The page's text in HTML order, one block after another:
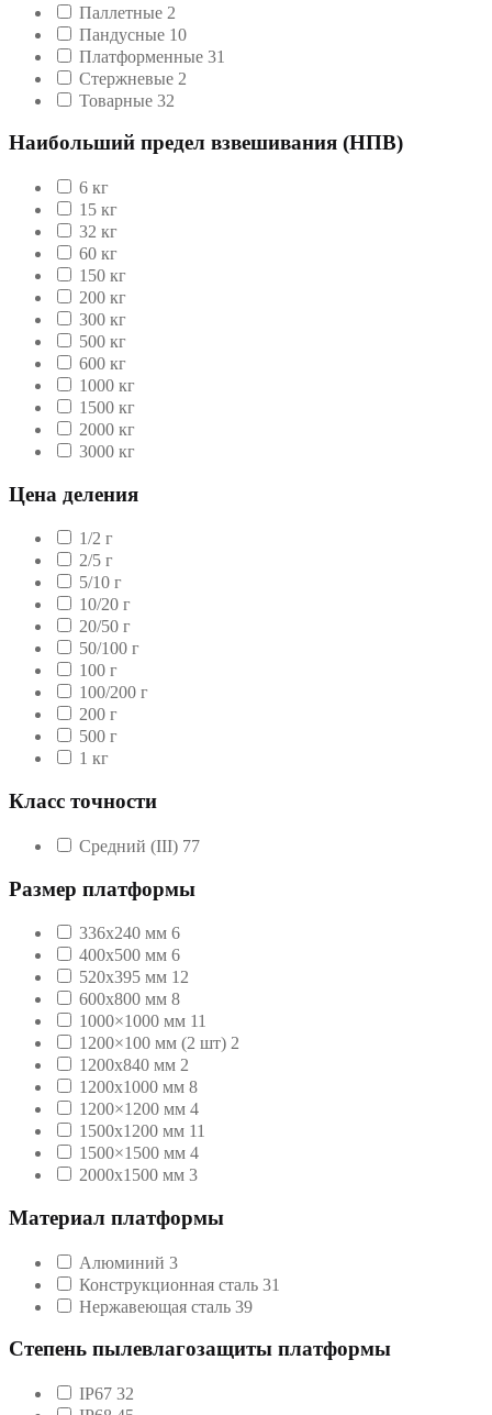
Паллетные 2
Пандусные 10
Платформенные 31
Стержневые 2
Товарные 32
Наибольший предел взвешивания (НПВ)
6 кг
15 кг
32 кг
60 кг
150 кг
200 кг
300 кг
500 кг
600 кг
1000 кг
1500 кг
2000 кг
3000 кг
Цена деления
1/2 г
2/5 г
5/10 г
10/20 г
20/50 г
50/100 г
100 г
100/200 г
200 г
500 г
1 кг
Класс точности
Средний (III) 77
Размер платформы
336х240 мм 6
400x500 мм 6
520x395 мм 12
600x800 мм 8
1000×1000 мм 11
1200×100 мм (2 шт) 2
1200х840 мм 2
1200х1000 мм 8
1200×1200 мм 4
1500х1200 мм 11
1500×1500 мм 4
2000x1500 мм 3
Материал платформы
Алюминий 3
Конструкционная сталь 31
Нержавеющая сталь 39
Степень пылевлагозащиты платформы
IP67 32